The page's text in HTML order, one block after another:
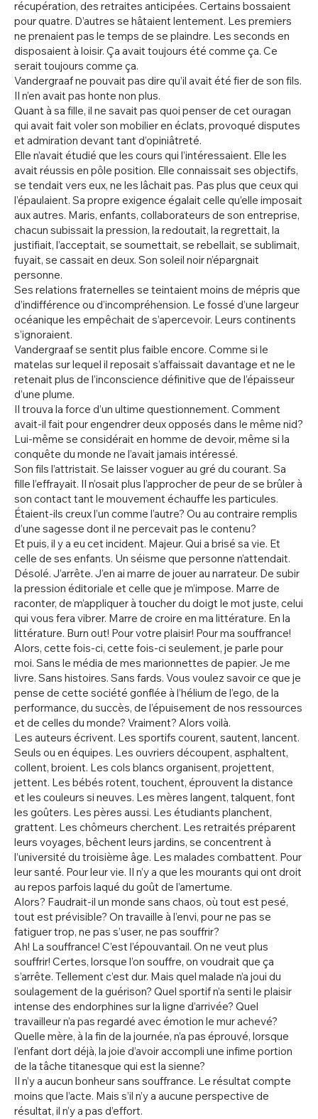
récupération, des retraites anticipées. Certains bossaient
pour quatre. D’autres se hâtaient lentement. Les premiers
ne prenaient pas le temps de se plaindre. Les seconds en
disposaient à loisir. Ça avait toujours été comme ça. Ce
serait toujours comme ça.
Vandergraaf ne pouvait pas dire qu’il avait été fier de son fils.
Il n’en avait pas honte non plus.
Quant à sa fille, il ne savait pas quoi penser de cet ouragan
qui avait fait voler son mobilier en éclats, provoqué disputes
et admiration devant tant d’opiniâtreté.
Elle n’avait étudié que les cours qui l’intéressaient. Elle les
avait réussis en pôle position. Elle connaissait ses objectifs,
se tendait vers eux, ne les lâchait pas. Pas plus que ceux qui
l’épaulaient. Sa propre exigence égalait celle qu’elle imposait
aux autres. Maris, enfants, collaborateurs de son entreprise,
chacun subissait la pression, la redoutait, la regrettait, la
justifiait, l’acceptait, se soumettait, se rebellait, se sublimait,
fuyait, se cassait en deux. Son soleil noir n’épargnait
personne.
Ses relations fraternelles se teintaient moins de mépris que
d’indifférence ou d’incompréhension. Le fossé d’une largeur
océanique les empêchait de s’apercevoir. Leurs continents
s’ignoraient.
Vandergraaf se sentit plus faible encore. Comme si le
matelas sur lequel il reposait s’affaissait davantage et ne le
retenait plus de l’inconscience définitive que de l’épaisseur
d’une plume.
Il trouva la force d’un ultime questionnement. Comment
avait-il fait pour engendrer deux opposés dans le même nid?
Lui-même se considérait en homme de devoir, même si la
conquête du monde ne l’avait jamais intéressé.
Son fils l’attristait. Se laisser voguer au gré du courant. Sa
fille l’effrayait. Il n’osait plus l’approcher de peur de se brûler à
son contact tant le mouvement échauffe les particules.
Étaient-ils creux l’un comme l’autre? Ou au contraire remplis
d’une sagesse dont il ne percevait pas le contenu?
Et puis, il y a eu cet incident. Majeur. Qui a brisé sa vie. Et
celle de ses enfants. Un séisme que personne n’attendait.
Désolé. J’arrête. J’en ai marre de jouer au narrateur. De subir
la pression éditoriale et celle que je m’impose. Marre de
raconter, de m’appliquer à toucher du doigt le mot juste, celui
qui vous fera vibrer. Marre de croire en ma littérature. En la
littérature. Burn out! Pour votre plaisir! Pour ma souffrance!
Alors, cette fois-ci, cette fois-ci seulement, je parle pour
moi. Sans le média de mes marionnettes de papier. Je me
livre. Sans histoires. Sans fards. Vous voulez savoir ce que je
pense de cette société gonflée à l’hélium de l’ego, de la
performance, du succès, de l’épuisement de nos ressources
et de celles du monde? Vraiment? Alors voilà.
Les auteurs écrivent. Les sportifs courent, sautent, lancent.
Seuls ou en équipes. Les ouvriers découpent, asphaltent,
collent, broient. Les cols blancs organisent, projettent,
jettent. Les bébés rotent, touchent, éprouvent la distance
et les couleurs si neuves. Les mères langent, talquent, font
les goûters. Les pères aussi. Les étudiants planchent,
grattent. Les chômeurs cherchent. Les retraités préparent
leurs voyages, bêchent leurs jardins, se concentrent à
l’université du troisième âge. Les malades combattent. Pour
leur santé. Pour leur vie. Il n’y a que les mourants qui ont droit
au repos parfois laqué du goût de l’amertume.
Alors? Faudrait-il un monde sans chaos, où tout est pesé,
tout est prévisible? On travaille à l’envi, pour ne pas se
fatiguer trop, ne pas s’user, ne pas souffrir?
Ah! La souffrance! C’est l’épouvantail. On ne veut plus
souffrir! Certes, lorsque l’on souffre, on voudrait que ça
s’arrête. Tellement c’est dur. Mais quel malade n’a joui du
soulagement de la guérison? Quel sportif n’a senti le plaisir
intense des endorphines sur la ligne d’arrivée? Quel
travailleur n’a pas regardé avec émotion le mur achevé?
Quelle mère, à la fin de la journée, n’a pas éprouvé, lorsque
l’enfant dort déjà, la joie d’avoir accompli une infime portion
de la tâche titanesque qui est la sienne?
Il n’y a aucun bonheur sans souffrance. Le résultat compte
moins que l’acte. Mais s’il n’y a aucune perspective de
résultat, il n’y a pas d’effort.